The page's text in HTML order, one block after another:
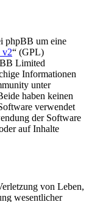
phpBB um eine
v2“ (GPL)
Limited
Informationen
unter
haben keinen
verwendet
der Software
auf Inhalte
von Leben,
wesentlicher